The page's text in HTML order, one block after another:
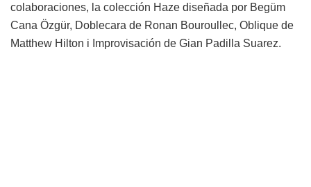
colaboraciones, la colección Haze diseñada por Begüm
Cana Özgür, Doblecara de Ronan Bouroullec, Oblique de
Matthew Hilton i Improvisación de Gian Padilla Suarez.